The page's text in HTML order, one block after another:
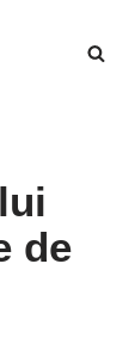
de